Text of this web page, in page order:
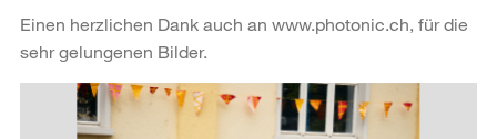
Einen herzlichen Dank auch an www.photonic.ch , für die
sehr gelungenen Bilder.